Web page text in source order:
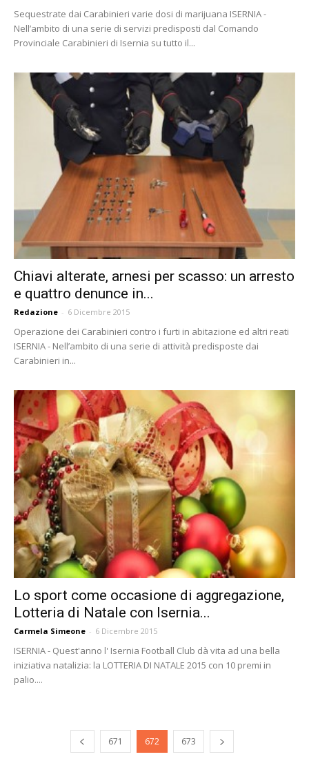
Sequestrate dai Carabinieri varie dosi di marijuana ISERNIA -
Nell’ambito di una serie di servizi predisposti dal Comando
Provinciale Carabinieri di Isernia su tutto il...
Chiavi alterate, arnesi per scasso: un arresto
e quattro denunce in...
Redazione - 6 Dicembre 2015
Operazione dei Carabinieri contro i furti in abitazione ed altri reati
ISERNIA - Nell’ambito di una serie di attività predisposte dai
Carabinieri in...
Lo sport come occasione di aggregazione,
Lotteria di Natale con Isernia...
Carmela Simeone - 6 Dicembre 2015
ISERNIA - Quest'anno l' Isernia Football Club dà vita ad una bella
iniziativa natalizia: la LOTTERIA DI NATALE 2015 con 10 premi in
palio....
671 672 673